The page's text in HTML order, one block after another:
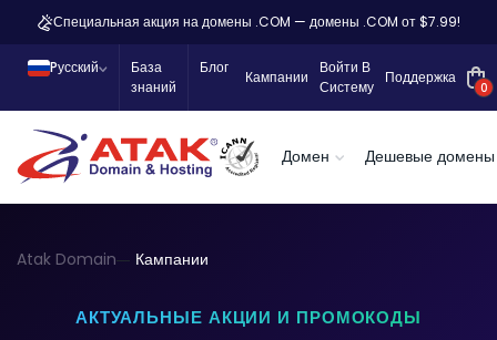
Специальная акция на домены .COM — домены .COM от $7.99!
Pусский
База
знаний
Блог
Кампании
Войти В
Систему
Поддержка
0
Домен Дешевые домены
Atak Domain Кампании
АКТУАЛЬНЫЕ АКЦИИ И ПРОМОКОДЫ